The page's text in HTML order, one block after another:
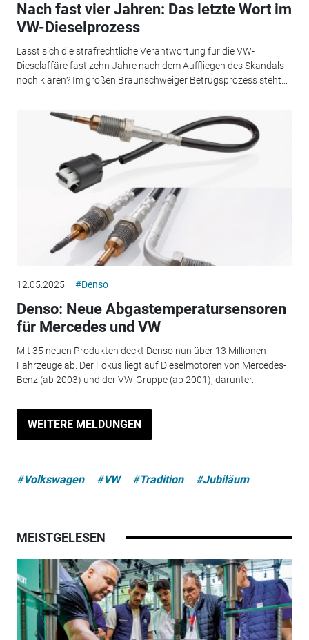
Nach fast vier Jahren: Das letzte Wort im
VW-Dieselprozess
Lässt sich die strafrechtliche Verantwortung für die VW-
Dieselaffäre fast zehn Jahre nach dem Auffliegen des Skandals
noch klären? Im großen Braunschweiger Betrugsprozess steht...
12.05.2025 #Denso
Denso: Neue Abgastemperatursensoren
für Mercedes und VW
Mit 35 neuen Produkten deckt Denso nun über 13 Millionen
Fahrzeuge ab. Der Fokus liegt auf Dieselmotoren von Mercedes-
Benz (ab 2003) und der VW-Gruppe (ab 2001), darunter...
WEITERE MELDUNGEN
#Volkswagen #VW #Tradition #Jubiläum
MEISTGELESEN